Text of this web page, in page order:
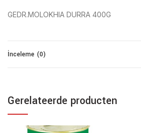
GEDR.MOLOKHIA DURRA 400G
İnceleme (0)
Gerelateerde producten